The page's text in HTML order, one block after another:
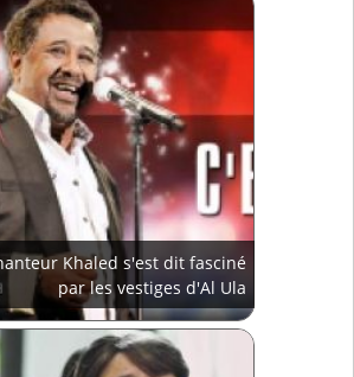
Khaled s'est dit fasciné
par les vestiges d'Al Ula